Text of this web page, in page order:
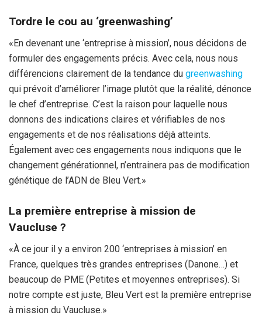
Tordre le cou au ‘greenwashing’
«En devenant une ‘entreprise à mission’, nous décidons de
formuler des engagements précis. Avec cela, nous nous
différencions clairement de la tendance du greenwashing
qui prévoit d’améliorer l’image plutôt que la réalité, dénonce
le chef d’entreprise. C’est la raison pour laquelle nous
donnons des indications claires et vérifiables de nos
engagements et de nos réalisations déjà atteints.
Également avec ces engagements nous indiquons que le
changement générationnel, n’entrainera pas de modification
génétique de l’ADN de Bleu Vert.»
La première entreprise à mission de
Vaucluse ?
«À ce jour il y a environ 200 ‘entreprises à mission’ en
France, quelques très grandes entreprises (Danone…) et
beaucoup de PME (Petites et moyennes entreprises). Si
notre compte est juste, Bleu Vert est la première entreprise
à mission du Vaucluse.»